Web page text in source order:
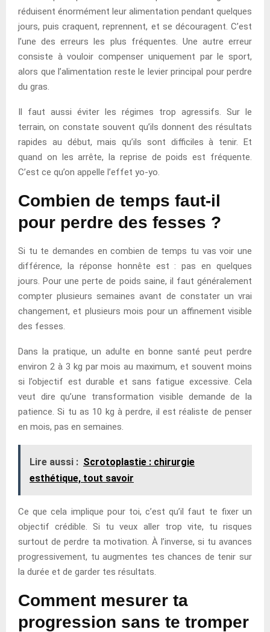
réduisent énormément leur alimentation pendant quelques
jours, puis craquent, reprennent, et se découragent. C’est
l’une des erreurs les plus fréquentes. Une autre erreur
consiste à vouloir compenser uniquement par le sport,
alors que l’alimentation reste le levier principal pour perdre
du gras.
Il faut aussi éviter les régimes trop agressifs. Sur le
terrain, on constate souvent qu’ils donnent des résultats
rapides au début, mais qu’ils sont difficiles à tenir. Et
quand on les arrête, la reprise de poids est fréquente.
C’est ce qu’on appelle l’effet yo-yo.
Combien de temps faut-il
pour perdre des fesses ?
Si tu te demandes en combien de temps tu vas voir une
différence, la réponse honnête est : pas en quelques
jours. Pour une perte de poids saine, il faut généralement
compter plusieurs semaines avant de constater un vrai
changement, et plusieurs mois pour un affinement visible
des fesses.
Dans la pratique, un adulte en bonne santé peut perdre
environ 2 à 3 kg par mois au maximum, et souvent moins
si l’objectif est durable et sans fatigue excessive. Cela
veut dire qu’une transformation visible demande de la
patience. Si tu as 10 kg à perdre, il est réaliste de penser
en mois, pas en semaines.
Lire aussi : Scrotoplastie : chirurgie
esthétique, tout savoir
Ce que cela implique pour toi, c’est qu’il faut te fixer un
objectif crédible. Si tu veux aller trop vite, tu risques
surtout de perdre ta motivation. À l’inverse, si tu avances
progressivement, tu augmentes tes chances de tenir sur
la durée et de garder tes résultats.
Comment mesurer ta
progression sans te tromper